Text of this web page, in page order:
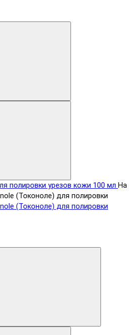
На
(Токоноле) для полировки
(Токоноле) для полировки